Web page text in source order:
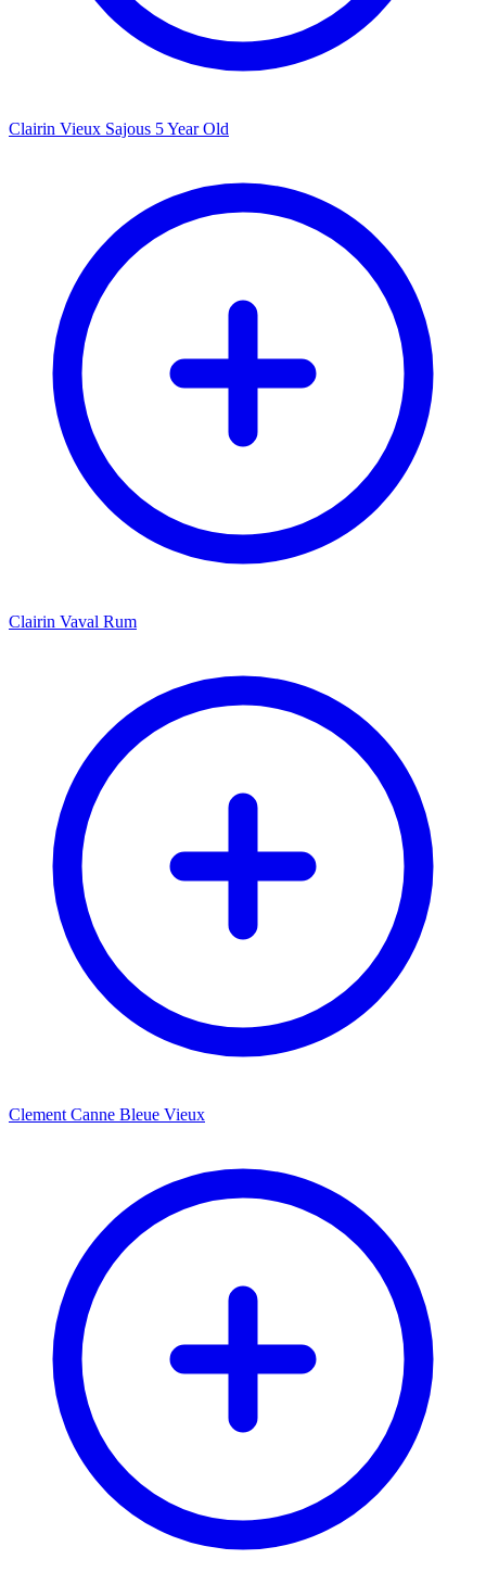
Clairin Vieux Sajous 5 Year Old
Clairin Vaval Rum
Clement Canne Bleue Vieux